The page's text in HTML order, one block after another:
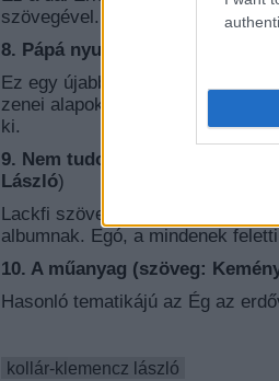
szövegével.
8. Pápá nyugodj
Ez egy újabb feldolgozása a
zenei alapokon. Nem tudom
ki.
9. Nem tudok élni nélkülem
László)
Lackfi szövege pedig talán a
albumnak. Egó, a mindenek
10. A műanyag (szöveg:
Hasonló tematikájú az Ég az
kollár-klemencz lászló